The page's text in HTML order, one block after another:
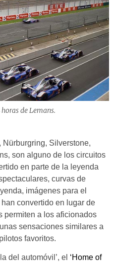
de Lemans.
Nürburgring, Silverstone,
son alguno de los circuitos
en parte de la leyenda
curvas de
imágenes para el
convertido en lugar de
permiten a los aficionados
sensaciones similares a
favoritos.
del automóvil’, el ‘Home of